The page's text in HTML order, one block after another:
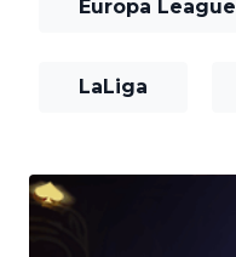
Europa League
LaLiga